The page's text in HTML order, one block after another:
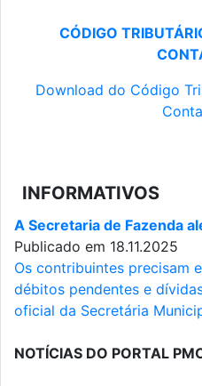
CÓDIGO
Download do Código
INFORMATIVOS
A Secretaria de Fazenda
Publicado em 18.11.2025
Os contribuintes precisam
débitos pendentes e
oficial da Secretária
NOTÍCIAS DO PORTAL